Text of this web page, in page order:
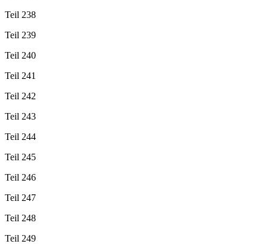
Teil 238
Teil 239
Teil 240
Teil 241
Teil 242
Teil 243
Teil 244
Teil 245
Teil 246
Teil 247
Teil 248
Teil 249